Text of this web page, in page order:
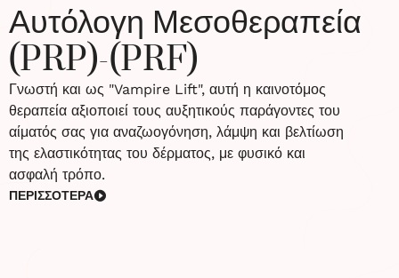
Αυτόλογη Μεσοθεραπεία
(PRP)-(PRF)
Γνωστή και ως "Vampire Lift", αυτή η καινοτόμος
θεραπεία αξιοποιεί τους αυξητικούς παράγοντες του
αίματός σας για αναζωογόνηση, λάμψη και βελτίωση
της ελαστικότητας του δέρματος, με φυσικό και
ασφαλή τρόπο.
ΠΕΡΙΣΣΟΤΕΡΑ